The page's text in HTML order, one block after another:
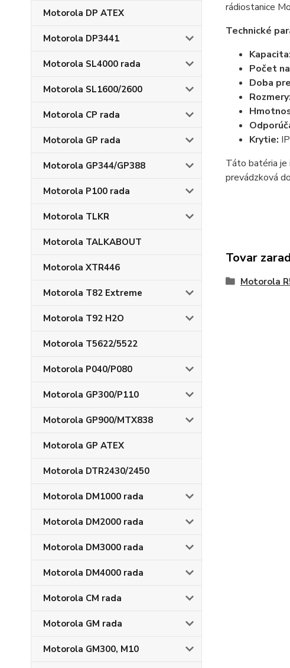
Motorola DP ATEX
Motorola DP3441
Motorola SL4000 rada
Motorola SL1600/2600
Motorola CP rada
Motorola GP rada
Motorola GP344/GP388
Motorola P100 rada
Motorola TLKR
Motorola TALKABOUT
Motorola XTR446
Motorola T82 Extreme
Motorola T92 H2O
Motorola T5622/5522
Motorola P040/P080
Motorola GP300/P110
Motorola GP900/MTX838
Motorola GP ATEX
Motorola DTR2430/2450
Motorola DM1000 rada
Motorola DM2000 rada
Motorola DM3000 rada
Motorola DM4000 rada
Motorola CM rada
Motorola GM rada
Motorola GM300, M10
rádiostanice
Technické
Kapacita:
Počet
Doba
Rozmery:
Krytie:
Táto batéria je
prevádzková
Tovar
Motorola